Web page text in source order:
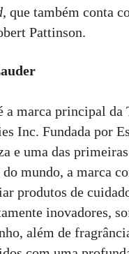
, que também conta
Pattinson.
a marca principal da
Inc. Fundada por
e uma das primeiras
do mundo, a marca
produtos de
inovadores,
além de